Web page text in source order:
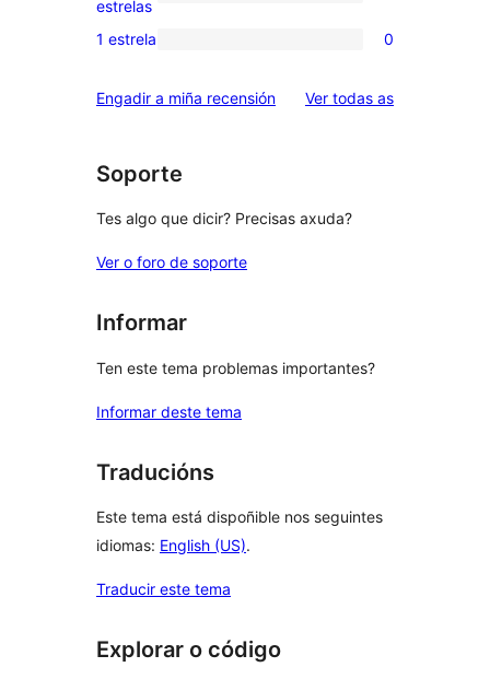
0
valoracións
2
estrelas
0
de
estrelas
1 estrela 0
Engadir a miña recensión Ver todas asvaloracións
Soporte
Tes algo que dicir? Precisas axuda?
Ver o foro de soporte
Informar
Ten este tema problemas importantes?
Informar deste tema
Traducións
Este tema está dispoñible nos seguintes
idiomas: English (US).
Traducir este tema
Explorar o código